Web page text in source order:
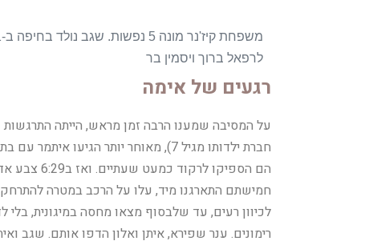
לרפאל ברוך ויסמין בר
רגעים של אימה
על המסיבה שמענו הרבה זמן מראש, הייתה התרגשות
חברת ילדותו מגיל 7), מאוחר יותר
הם הספיקו לרקוד כמעט שעתיים. ואז ב6:29 צבע אדום פילח את המוזיקה..
חמישתם התארגנו מיד, עלו על הרכב במטרה
לכיוון רעים, עד שלבסוף מצאו מחסה במיגונית, בלי
רימונים. ענר שפירא, איתן ואלון הדפו אותם. שגב